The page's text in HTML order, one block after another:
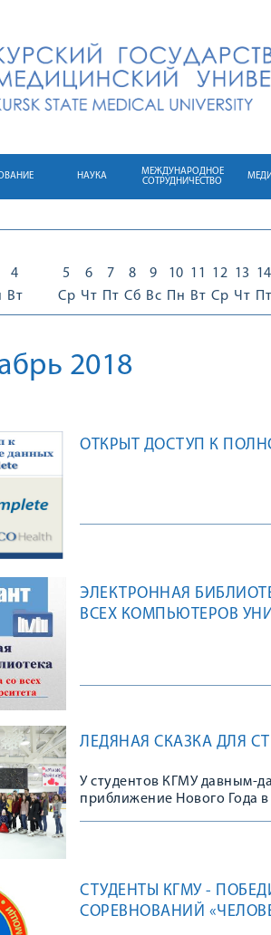
НАУКА
МЕЖДУНАРОДНОЕ
СОТРУДНИЧЕСТВО
4
Вт
5
Ср
6
Чт
7
Пт
8
Сб
9
Вс
10
Пн
11
Вт
12
Ср
13
Чт
14
Пт
2018
ОТКРЫТ ДОСТУП К
ЭЛЕКТРОННАЯ
ВСЕХ КОМПЬЮТЕРОВ
ЛЕДЯНАЯ СКАЗКА ДЛЯ
У студентов КГМУ давным-
приближение Нового Года
СТУДЕНТЫ КГМУ -
СОРЕВНОВАНИЙ